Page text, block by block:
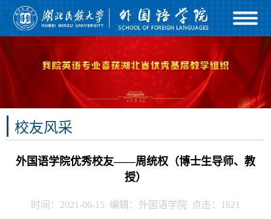
校友风采
外国语学院优秀校友——周统权（博士生导师、教
授）
时间：2021-06-15 编辑：外国语学院 点击： 1621